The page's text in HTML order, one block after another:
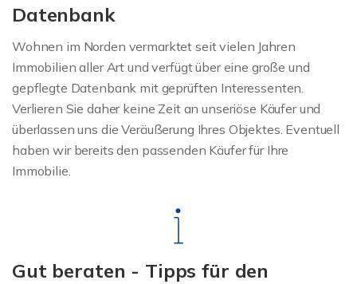
Datenbank
Wohnen im Norden vermarktet seit vielen Jahren
Immobilien aller Art und verfügt über eine große und
gepflegte Datenbank mit geprüften Interessenten.
Verlieren Sie daher keine Zeit an unseriöse Käufer und
überlassen uns die Veräußerung Ihres Objektes. Eventuell
haben wir bereits den passenden Käufer für Ihre
Immobilie.
Gut beraten - Tipps für den